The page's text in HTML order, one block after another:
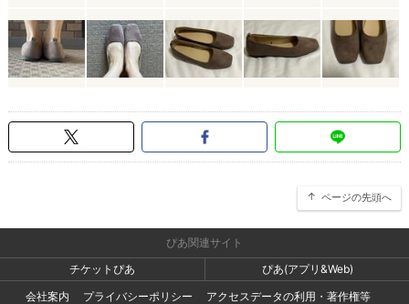
ページの先頭へ
ぴあ関連サイト
チケットぴあ
ぴあ(アプリ&Web)
会社案内
プライバシーポリシー
アクセスデータの利用・著作権等